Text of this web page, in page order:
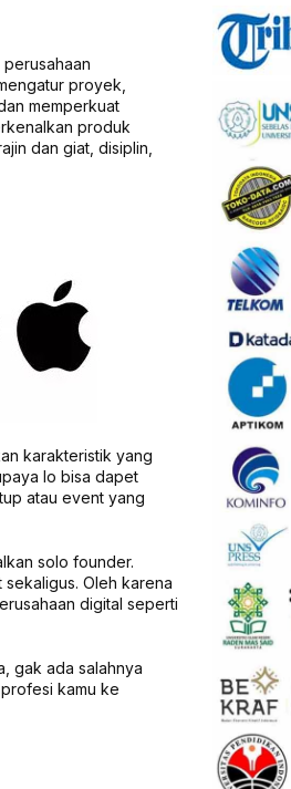
proyek,
memperkuat
produk
dan giat, disiplin,
karakteristik yang
lo bisa dapet
atau event yang
solo founder.
Oleh karena
digital seperti
gak ada salahnya
kamu ke